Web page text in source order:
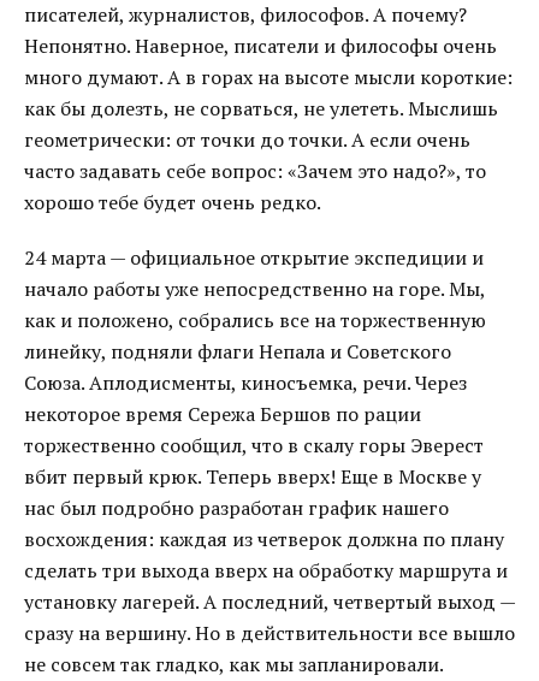
писателей, журналистов, философов. А почему?
Непонятно. Наверное, писатели и философы очень
много думают. А в горах на высоте мысли короткие:
как бы долезть, не сорваться, не улететь. Мыслишь
геометрически: от точки до точки. А если очень
часто задавать себе вопрос: «Зачем это надо?», то
хорошо тебе будет очень редко.
24 марта — официальное открытие экспедиции и
начало работы уже непосредственно на горе. Мы,
как и положено, собрались все на торжественную
линейку, подняли флаги Непала и Советского
Союза. Аплодисменты, киносъемка, речи. Через
некоторое время Сережа Бершов по рации
торжественно сообщил, что в скалу горы Эверест
вбит первый крюк. Теперь вверх! Еще в Москве у
нас был подробно разработан график нашего
восхождения: каждая из четверок должна по плану
сделать три выхода вверх на обработку маршрута и
установку лагерей. А последний, четвертый выход —
сразу на вершину. Но в действительности все вышло
не совсем так гладко, как мы запланировали.